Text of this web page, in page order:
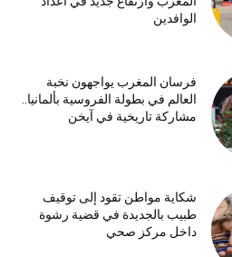
الوافدين
فرسان المغرب يواجهون نخبة
العالم في بطولة الفروسية بألمانيا..
مشاركة تاريخية في آيخن
شكاية مواطن تقود إلى توقيف
طبيب بالجديدة في قضية رشوة
داخل مركز صحي